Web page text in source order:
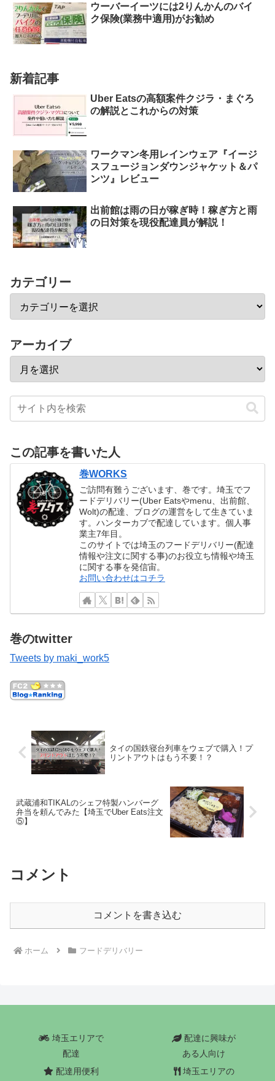
ウーバーイーツには2りんかんのバイ
ク保険(業務中適用)がお勧め
新着記事
Uber Eatsの高額案件クジラ・まぐろ
の解説とこれからの対策
ワークマン冬用レインウェア『イージ
スフュージョンダウンジャケット＆パ
ンツ』レビュー
出前館は雨の日が稼ぎ時！稼ぎ方と雨
の日対策を現役配達員が解説！
カテゴリー
アーカイブ
この記事を書いた人
巻WORKS
ご訪問有難うございます、巻です。埼玉でフ
ードデリバリー(Uber Eatsやmenu、出前館、
Wolt)の配達、ブログの運営をして生きていま
す。ハンターカブで配達しています。個人事
業主7年目。
このサイトでは埼玉のフードデリバリー(配達
情報や注文に関する事)のお役立ち情報や埼玉
に関する事を発信宙。
お問い合わせはコチラ
巻のtwitter
Tweets by maki_work5
タイの国鉄寝台列車をウェブで購入！プ
リントアウトはもう不要！？
武蔵浦和TIKALのシェフ特製ハンバーグ
弁当を頼んでみた【埼玉でUber Eats注文
⑤】
コメント
コメントを書き込む
ホーム フードデリバリー
埼玉エリアで
配達
配達に興味が
ある人向け
配達用便利
埼玉エリアの